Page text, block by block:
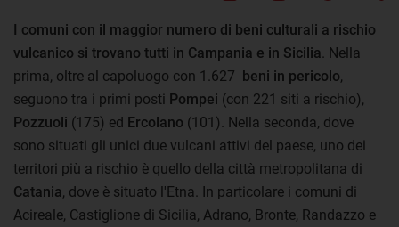
I comuni con il maggior numero di beni culturali a rischio
vulcanico si trovano tutti in Campania e in Sicilia . Nella
prima, oltre al capoluogo con 1.627 beni in pericolo,
seguono tra i primi posti Pompei (con 221 siti a rischio),
Pozzuoli (175) ed Ercolano (101). Nella seconda, dove
sono situati gli unici due vulcani attivi del paese, uno dei
territori più a rischio è quello della città metropolitana di
Catania, dove è situato l'Etna. In particolare i comuni di
Acireale, Castiglione di Sicilia, Adrano, Bronte, Randazzo e